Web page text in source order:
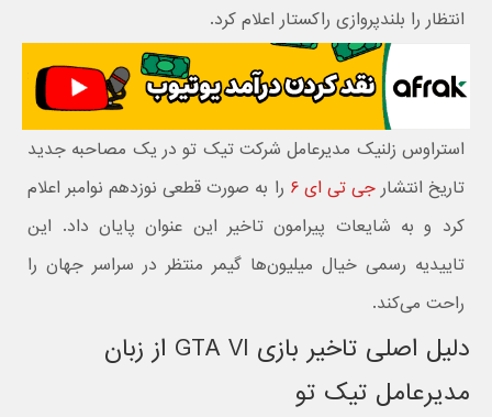
انتظار را بلندپروازی راکستار اعلام کرد.
استراوس زلنیک مدیرعامل شرکت تیک تو در یک مصاحبه جدید
تاریخ انتشارجی تی ای ۶ را به صورت قطعی نوزدهم نوامبر اعلام
کرد و به شایعات پیرامون تاخیر این عنوان پایان داد. این
تاییدیه رسمی خیال میلیون‌ها گیمر منتظر در سراسر جهان را
راحت می‌کند.
دلیل اصلی تاخیر بازی GTA VI از زبان
مدیرعامل تیک تو